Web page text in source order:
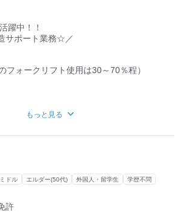
躍中！！
サポート業務☆／
フォークリフト使用は30～70％程）
もっと見る
ミドル エルダー(50代) 外国人・留学生
学歴不問
許